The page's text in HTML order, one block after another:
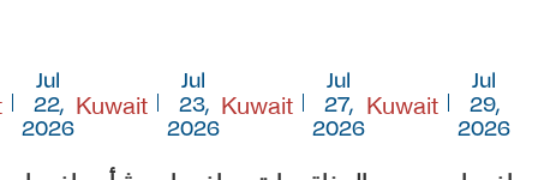
Jul
29,
2026
Kuwait
Jul
27,
2026
Kuwait
Jul
23,
2026
Kuwait
Jul
22,
2026